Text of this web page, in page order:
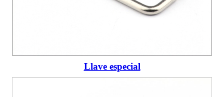
Llave especial